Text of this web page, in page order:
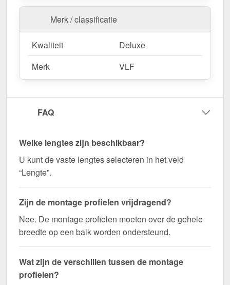
Agrarische gebouwen– Weerbestendige
oplossing voor stallen & machinehallen.
Bestel nu Mendig | Randprofiel | 16 mm – Snel
geleverd en perfect op elkaar afgestemd!
Zorg voor een stabiele en visueel aantrekkelijke
Wegens maatwerk / customisatie van herroepingsrecht uitgezonderd
Merk / classificatie
Kwaliteit
Deluxe
Merk
VLF
FAQ
Welke lengtes zijn beschikbaar?
U kunt de vaste lengtes selecteren in het veld
“Lengte”.
Zijn de montage profielen vrijdragend?
Nee. De montage profielen moeten over de gehele
breedte op een balk worden ondersteund.
Wat zijn de verschillen tussen de montage
profielen?